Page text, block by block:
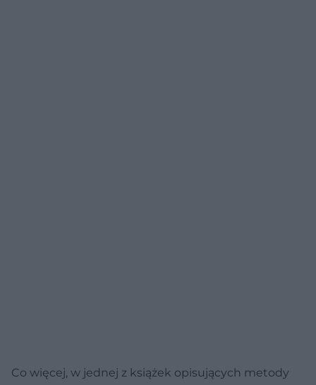
Co więcej, w jednej z książek opisujących metody